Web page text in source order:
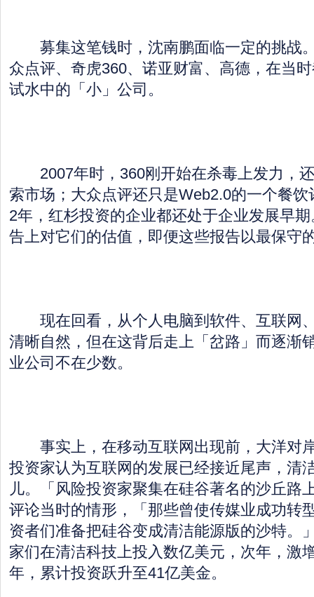
募集这笔钱时，沈南鹏面临一定的挑战
众点评、奇虎360、诺亚财富、高德，在当
试水中的「小」公司。
2007年时，360刚开始在杀毒上发力，
索市场；大众点评还只是Web2.0的一个餐
2年，红杉投资的企业都还处于企业发展早
告上对它们的估值，即便这些报告以最保守
现在回看，从个人电脑到软件、互联网
清晰自然，但在这背后走上「岔路」而逐渐
业公司不在少数。
事实上，在移动互联网出现前，大洋对
投资家认为互联网的发展已经接近尾声，清
儿。「风险投资家聚集在硅谷著名的沙丘路
评论当时的情形，「那些曾使传媒业成功转
资者们准备把硅谷变成清洁能源版的沙特。
家们在清洁科技上投入数亿美元，次年，激
年，累计投资跃升至41亿美金。